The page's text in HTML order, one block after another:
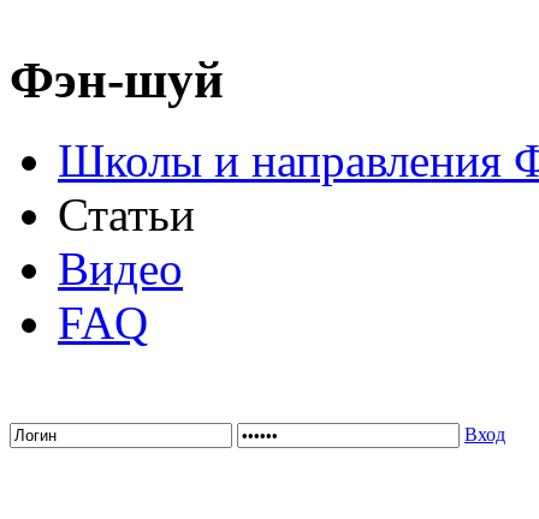
Фэн-шуй
Школы и направления
Статьи
Видео
FAQ
Вход